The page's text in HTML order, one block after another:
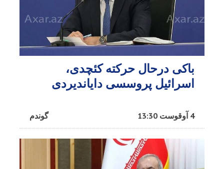
باکی درحال حرکته کئچدی،
اسرائیل پروسسی دایاندیردی
گوندم 4 آوقوست 13:30